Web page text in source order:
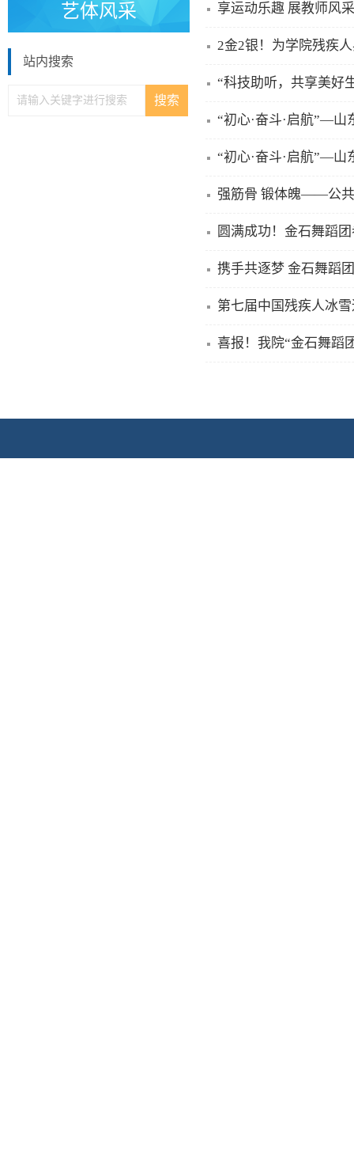
艺体风采
站内搜索
享运动乐趣 展教师风采
2金2银！为学院残疾
“初心·奋斗·启航”—山
“初心·奋斗·启航”—山
强筋骨 锻体魄——公共
携手共逐梦 金石舞蹈
第七届中国残疾人冰
喜报！我院“金石舞蹈